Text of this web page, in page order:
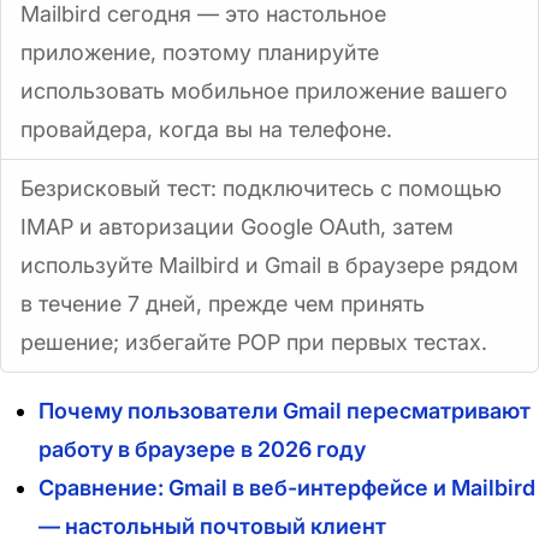
Mailbird сегодня — это настольное
приложение, поэтому планируйте
использовать мобильное приложение вашего
провайдера, когда вы на телефоне.
Безрисковый тест: подключитесь с помощью
IMAP и авторизации Google OAuth, затем
используйте Mailbird и Gmail в браузере рядом
в течение 7 дней, прежде чем принять
решение; избегайте POP при первых тестах.
Почему пользователи Gmail пересматривают
работу в браузере в 2026 году
Сравнение: Gmail в веб-интерфейсе и Mailbird
— настольный почтовый клиент